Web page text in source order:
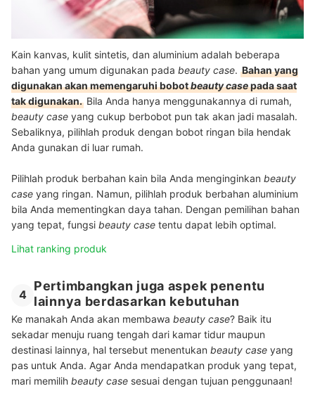
Kain kanvas, kulit sintetis, dan aluminium adalah beberapa
bahan yang umum digunakan pada beauty case. Bahan yang
digunakan akan memengaruhi bobotbeauty casepada saat
tak digunakan. Bila Anda hanya menggunakannya di rumah,
beauty case yang cukup berbobot pun tak akan jadi masalah.
Sebaliknya, pilihlah produk dengan bobot ringan bila hendak
Anda gunakan di luar rumah.
Pilihlah produk berbahan kain bila Anda menginginkan beauty
case yang ringan. Namun, pilihlah produk berbahan aluminium
bila Anda mementingkan daya tahan. Dengan pemilihan bahan
yang tepat, fungsi beauty case tentu dapat lebih optimal.
Lihat ranking produk
4
Pertimbangkan juga aspek penentu
lainnya berdasarkan kebutuhan
Ke manakah Anda akan membawa beauty case? Baik itu
sekadar menuju ruang tengah dari kamar tidur maupun
destinasi lainnya, hal tersebut menentukan beauty case yang
pas untuk Anda. Agar Anda mendapatkan produk yang tepat,
mari memilih beauty case sesuai dengan tujuan penggunaan!